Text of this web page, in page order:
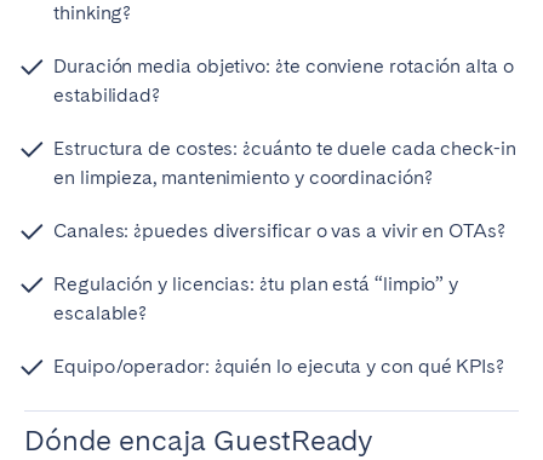
thinking?
Duración media objetivo: ¿te conviene rotación alta o
estabilidad?
Estructura de costes: ¿cuánto te duele cada check-in
en limpieza, mantenimiento y coordinación?
Canales: ¿puedes diversificar o vas a vivir en OTAs?
Regulación y licencias: ¿tu plan está “limpio” y
escalable?
Equipo/operador: ¿quién lo ejecuta y con qué KPIs?
Dónde encaja GuestReady